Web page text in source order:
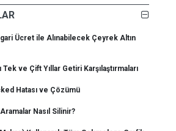
Ücret ile Alınabilecek Çeyrek Altın
Tek ve Çift Yıllar Getiri Karşılaştırmaları
Hatası ve Çözümü
Nasıl Silinir?